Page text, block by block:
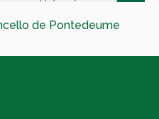
de Pontedeume